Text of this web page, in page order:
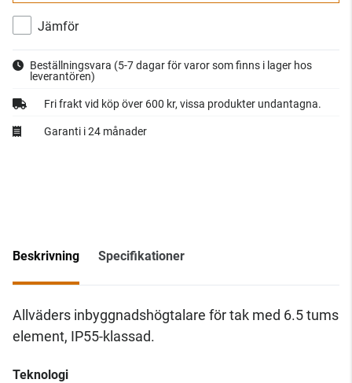
Jämför
Beställningsvara (5-7 dagar för varor som finns i lager hos
leverantören)
Fri frakt vid köp över 600 kr, vissa produkter undantagna.
Garanti i 24 månader
Beskrivning Specifikationer
Allväders inbyggnadshögtalare för tak med 6.5 tums
element, IP55-klassad.
Teknologi